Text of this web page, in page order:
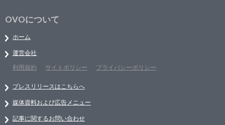
OVOについて
ホーム
運営会社
利用規約
サイトポリシー プライバシーポリシー
プレスリリースはこちらへ
媒体資料および広告メニュー
記事に関するお問い合わせ